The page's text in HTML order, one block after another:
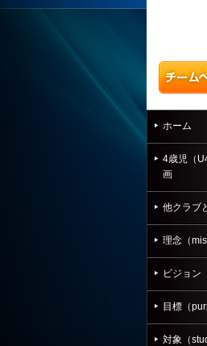
ホーム
4歳児（
画
他クラブ
理念（
ビジョン
目標（
対象（